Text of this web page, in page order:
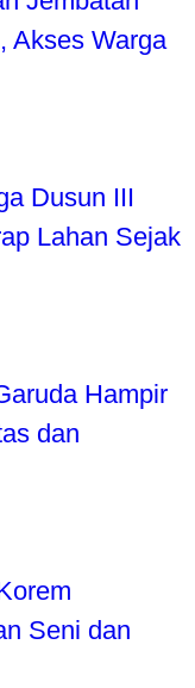
Akses Warga
Dusun III
Lahan Sejak
Hampir
dan
Seni dan